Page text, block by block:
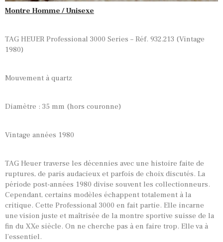
Montre Homme / Unisexe
TAG HEUER Professional 3000 Series – Réf. 932.213 (Vintage
1980)
Mouvement à quartz
Diamètre : 35 mm (hors couronne)
Vintage années 1980
TAG Heuer traverse les décennies avec une histoire faite de
ruptures, de paris audacieux et parfois de choix discutés. La
période post-années 1980 divise souvent les collectionneurs.
Cependant, certains modèles échappent totalement à la
critique. Cette Professional 3000 en fait partie. Elle incarne
une vision juste et maîtrisée de la montre sportive suisse de la
fin du XXe siècle. On ne cherche pas à en faire trop. Elle va à
l’essentiel.